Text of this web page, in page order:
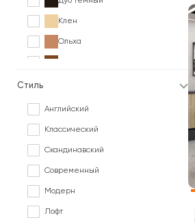
Клен
Ольха
Стиль
Английский
Классический
Скандинавский
Современный
Модерн
Лофт